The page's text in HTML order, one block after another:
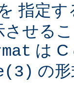
指定
させる
は C
の